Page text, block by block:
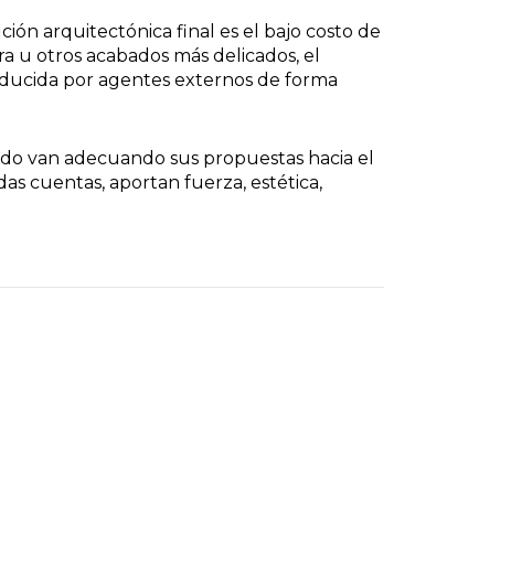
arquitectónica final es el bajo costo de
otros acabados más delicados, el
por agentes externos de forma
van adecuando sus propuestas hacia el
cuentas, aportan fuerza, estética,